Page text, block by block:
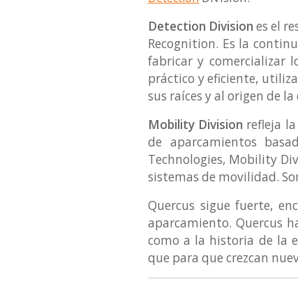
Detection Division es el
Recognition. Es la
fabricar y comercializar
práctico y eficiente,
sus raíces y al origen de la
Mobility Division refleja
de aparcamientos
Technologies, Mobility
sistemas de movilidad.
Quercus sigue fuerte,
aparcamiento. Quercus
como a la historia de la
que para que crezcan